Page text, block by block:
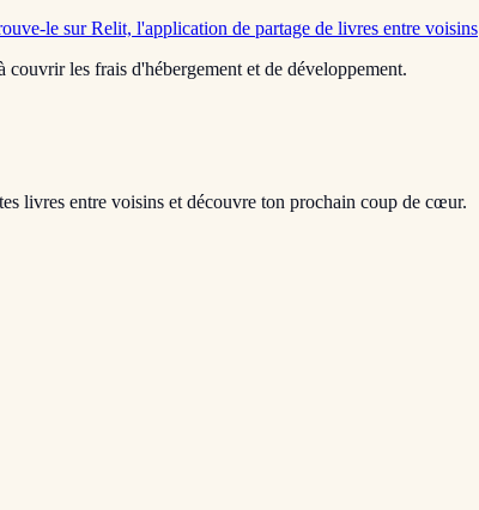
le sur Relit, l'application de partage de livres entre voisins
les frais d'hébergement et de développement.
livres entre voisins et découvre ton prochain coup de cœur.